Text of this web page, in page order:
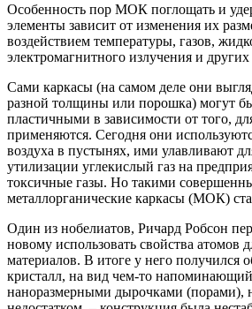
Особенность пор МОК поглощать и
элементы зависит от изменения их
воздействием температуры, газов,
электромагнитного излучения и
Сами каркасы (на самом деле они
разной толщины или порошка) могут
пластичными в зависимости от того,
применяются. Сегодня они
воздуха в пустынях, ими улавливают
утилизации углекислый газ на
токсичные газы. Но такими
металлорганические каркасы (МОК)
Один из нобелиатов, Ричард Робсон
новому использовать свойства атомов
материалов. В итоге у него получился
кристалл, на вид чем-то
наноразмерными дырочками (порами),